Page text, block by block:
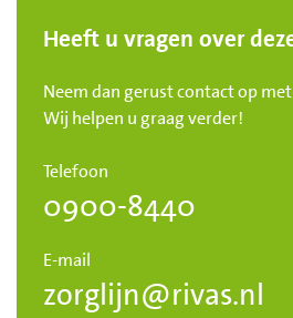
Heeft u vragen over
Neem dan gerust contact op
Wij helpen u graag verder!
Telefoon
0900-8440
E-mail
zorglijn@rivas.nl